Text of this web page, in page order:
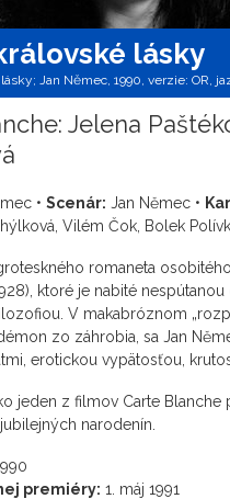
lásky
Jan Němec, 1990, verzie: OR,
Jelena
• Scenár: Jan Němec •
Vilém Čok, Bolek
romaneta
ktoré je nabité
V makabróznom
zo záhrobia, sa Jan
erotickou vypätosťou,
jeden z filmov Carte
narodenín.
premiéry: 1. máj 1991